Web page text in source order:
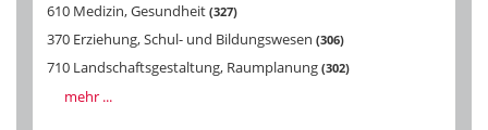
610 Medizin, Gesundheit 327
370 Erziehung, Schul- und Bildungswesen 306
710 Landschaftsgestaltung, Raumplanung 302
mehr ...